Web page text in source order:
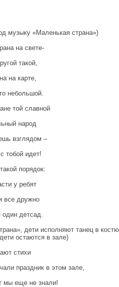
музыку «Маленькая страна»)
на свете-
такой,
на карте,
небольшой.
той славной
народ
взглядом –
тобой идет!
порядок:
у ребят
все дружно
детсад.
дети исполняют танец в
остаются в зале)
стихи
праздник в этом зале,
мы еще не знали!